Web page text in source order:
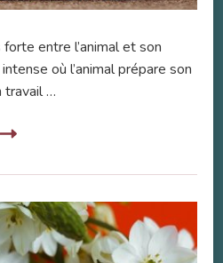
entre l’animal et son
où l’animal prépare son
travail …